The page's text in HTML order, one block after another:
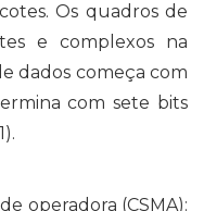
Os quadros de
e complexos na
dados começa com
com sete bits
operadora (CSMA):